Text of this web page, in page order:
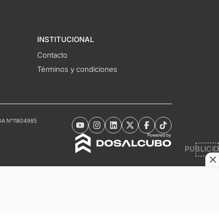
INSTITUCIONAL
Contacto
Términos y condiciones
N°11804985